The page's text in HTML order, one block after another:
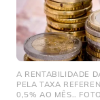
A RENTABILIDADE
PELA TAXA
0,5% AO MÊS..